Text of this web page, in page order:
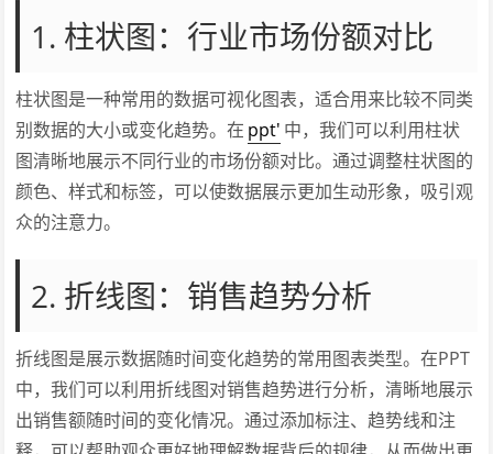
1. 柱状图：行业市场份额对比
柱状图是一种常用的数据可视化图表，适合用来比较不同类
别数据的大小或变化趋势。在 ppt' 中，我们可以利用柱状
图清晰地展示不同行业的市场份额对比。通过调整柱状图的
颜色、样式和标签，可以使数据展示更加生动形象，吸引观
众的注意力。
2. 折线图：销售趋势分析
折线图是展示数据随时间变化趋势的常用图表类型。在PPT
中，我们可以利用折线图对销售趋势进行分析，清晰地展示
出销售额随时间的变化情况。通过添加标注、趋势线和注